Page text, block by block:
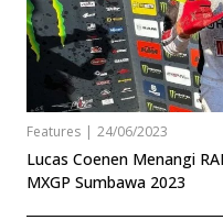
Features | 24/06/2023
Lucas Coenen Menangi
MXGP Sumbawa 2023